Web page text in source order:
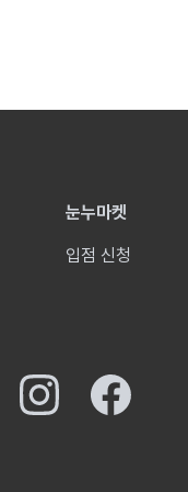
눈누마켓
입점 신청